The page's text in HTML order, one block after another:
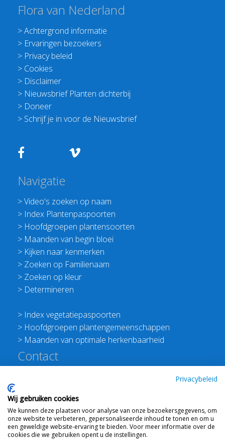
Flora van Nederland
>Achtergrond informatie
> Ervaringen bezoekers
> Privacy beleid
> Cookies
> Disclaimer
> Nieuwsbrief Planten dichterbij
> Doneer
> Schrijf je in voor de Nieuwsbrief
Navigatie
>Video's zoeken op naam
> Index Plantenpaspoorten
> Hoofdgroepen plantensoorten
> Maanden van begin bloei
> Kijken naar kenmerken
> Zoeken op Familienaam
> Zoeken op kleur
> Determineren
> Index vegetatiepaspoorten
> Hoofdgroepen plantengemeenschappen
> Maanden van optimale herkenbaarheid
Contact
E:info@floravannederland.nl
Plein 1992 70F 6221JP Maastricht
T: 06 41237586
KVK: 76114821 btw: NL860512289B01
Privacybeleid
Wij gebruiken cookies
We kunnen deze plaatsen voor analyse van onze bezoekersgegevens, om
onze website te verbeteren, gepersonaliseerde inhoud te tonen en om u
een geweldige website-ervaring te bieden. Voor meer informatie over de
cookies die we gebruiken opent u de instellingen.